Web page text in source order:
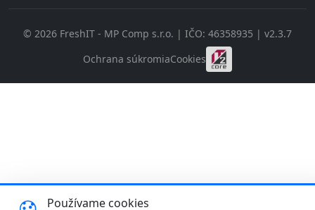
© 2026 FreshIT - MP Comp s.r.o. | IČO: 46358935 | v2.3.7
Ochrana súkromiaCookies
Používame cookies